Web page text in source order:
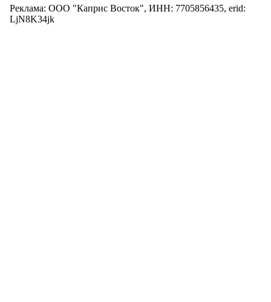
Реклама: ООО "Каприс Восток", ИНН: 7705856435, erid:
LjN8K34jk